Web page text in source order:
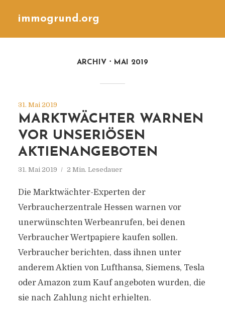
immogrund.org
ARCHIV MAI 2019
31. Mai 2019
MARKTWÄCHTER WARNEN
VOR UNSERIÖSEN
AKTIENANGEBOTEN
31. Mai 2019 2 Min. Lesedauer
Die Marktwächter-Experten der
Verbraucherzentrale Hessen warnen vor
unerwünschten Werbeanrufen, bei denen
Verbraucher Wertpapiere kaufen sollen.
Verbraucher berichten, dass ihnen unter
anderem Aktien von Lufthansa, Siemens, Tesla
oder Amazon zum Kauf angeboten wurden, die
sie nach Zahlung nicht erhielten.